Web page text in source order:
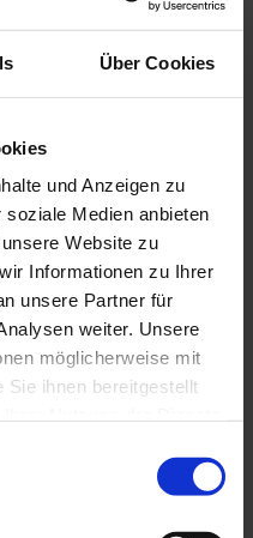
Über Cookies
und Anzeigen zu
Medien anbieten
Website zu
Informationen zu Ihrer
unsere Partner für
weiter. Unsere
möglicherweise mit
Sie ihnen bereitgestellt
acrylic crystal flower box.
copyspace
soft focus. Floral
with raindrops on them.
focus.